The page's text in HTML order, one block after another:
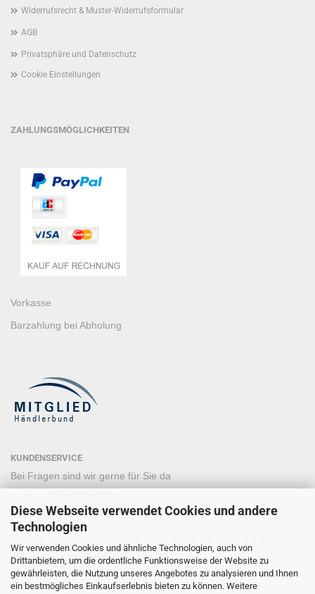
Diese Webseite verwendet Cookies und andere
Technologien
Wir verwenden Cookies und ähnliche Technologien, auch von
Drittanbietern, um die ordentliche Funktionsweise der Website zu
gewährleisten, die Nutzung unseres Angebotes zu analysieren und Ihnen
ein bestmögliches Einkaufserlebnis bieten zu können. Weitere
Widerrufsrecht & Muster-Widerrufsformular
AGB
Privatsphäre und Datenschutz
Cookie Einstellungen
ZAHLUNGSMÖGLICHKEITEN
Vorkasse
Barzahlung bei Abholung
KUNDENSERVICE
Bei Fragen sind wir gerne für Sie da
Mobil +49 15120215577
Samstag: 9.30 bis 12.00
E-Mail:bilderwerk@norbertbuch.de